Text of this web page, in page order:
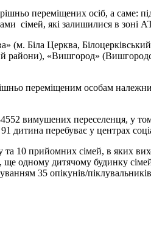
переміщених осіб, а саме:
сімей, які залишилися в зоні
(м. Біла Церква,
«Вишгород»
переміщеним особам
вимушених переселенця, у
перебуває у центрах
10 прийомних сімей, в яких
одному дитячому будинку
35 опікунів/